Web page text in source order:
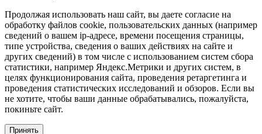
Продолжая использовать наш сайт, вы даете согласие на
обработку файлов cookie, пользовательских данных (например
сведений о вашем ip-адресе, времени посещения страницы,
типе устройства, сведения о ваших действиях на сайте и
других сведений) в том числе с использованием систем сбора
статистики, например Яндекс.Метрики и других систем, в
целях функционирования сайта, проведения ретаргетинга и
проведения статистических исследований и обзоров. Если вы
не хотите, чтобы ваши данные обрабатывались, пожалуйста,
покиньте сайт.
Принять